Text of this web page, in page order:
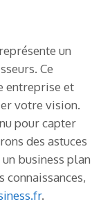
représente un
Ce
entreprise et
votre vision.
pour capter
des astuces
business plan
.